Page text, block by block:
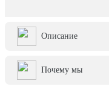
Описание
Почему мы